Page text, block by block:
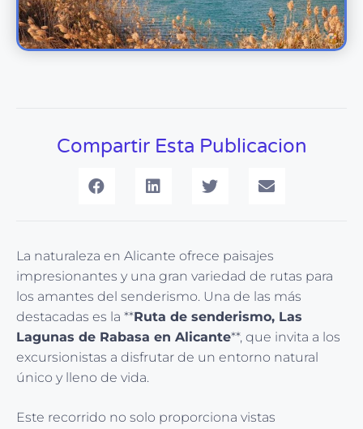
Compartir Esta Publicacion
La naturaleza en Alicante ofrece paisajes
impresionantes y una gran variedad de rutas para
los amantes del senderismo. Una de las más
destacadas es la **Ruta de senderismo, Las
Lagunas de Rabasa en Alicante**, que invita a los
excursionistas a disfrutar de un entorno natural
único y lleno de vida.
Este recorrido no solo proporciona vistas